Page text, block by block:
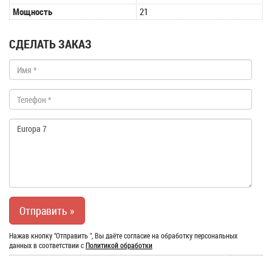
Мощность
21
СДЕЛАТЬ ЗАКАЗ
Нажав кнопку "Отправить ", Вы даёте согласие на обработку персональных
данных в соответствии сПолитикой обработки